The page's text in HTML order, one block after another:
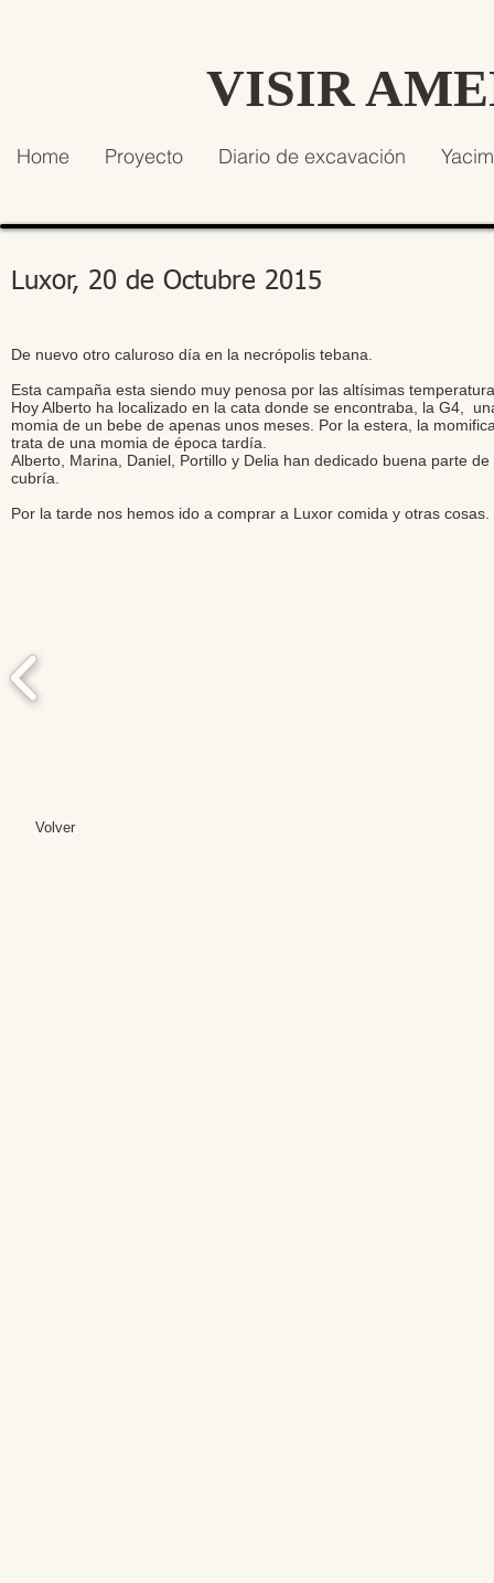
VISIR
Home Proyecto Diario de excavación
Luxor, 20 de Octubre 2015
De nuevo otro caluroso día en la necrópolis tebana.
Esta campaña esta siendo muy penosa por las altísimas
Hoy Alberto ha localizado en la cata donde se encontraba, la G4,
momia de un bebe de apenas unos meses. Por la estera, la
trata de una momia de época tardía.
Alberto, Marina, Daniel, Portillo y Delia han dedicado buena parte
cubría.
Por la tarde nos hemos ido a comprar a Luxor comida y otras cosas.
Volver